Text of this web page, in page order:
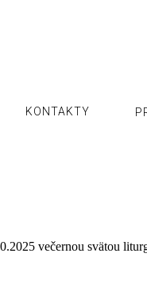
KONTAKTY
večernou svätou